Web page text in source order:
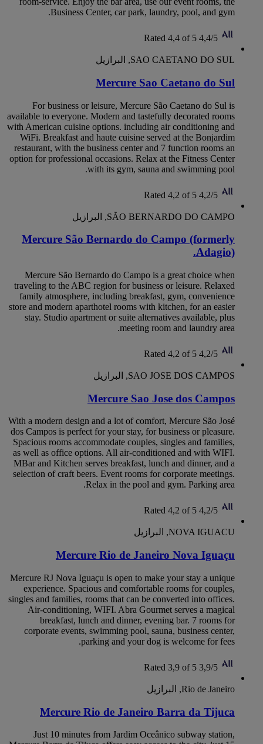
Business Center, car park, laundry, pool, and gym.
4,4/5
Rated 4,4 of 5
SAO CAETANO DO SUL, البرازيل
Mercure Sao Caetano do Sul
For business or leisure, Mercure São Caetano do Sul is
available to everyone. Modern and tastefully decorated rooms
with American cuisine options. including air conditioning and
WiFi. Breakfast and haute cuisine served at the Bonjardim
restaurant, with the business center and 7 function rooms an
option for professional occasions. Relax at the Fitness Center
with its gym, sauna and swimming pool.
4,2/5
Rated 4,2 of 5
SÃO BERNARDO DO CAMPO, البرازيل
Mercure São Bernardo do Campo (formerly
Adagio).
Mercure São Bernardo do Campo is a great choice when
traveling to the ABC region for business or leisure. Relaxed
family atmosphere, including breakfast, gym, convenience
store and modern aparthotel rooms with kitchen, for an easier
stay. Studio apartment or suite alternatives available, plus
meeting room and laundry area.
4,2/5
Rated 4,2 of 5
SAO JOSE DOS CAMPOS, البرازيل
Mercure Sao Jose dos Campos
With a modern design and a lot of comfort, Mercure São José
dos Campos is perfect for your stay, for business or pleasure.
Spacious rooms accommodate couples, singles and families,
as well as office options. All air-conditioned and with WIFI.
MBar and Kitchen serves breakfast, lunch and dinner, and a
selection of craft beers. Event rooms for corporate meetings.
Relax in the pool and gym. Parking area.
4,2/5
Rated 4,2 of 5
NOVA IGUACU, البرازيل
Mercure Rio de Janeiro Nova Iguaçu
Mercure RJ Nova Iguaçu is open to make your stay a unique
experience. Spacious and comfortable rooms for couples,
singles and families, rooms that can be converted into offices.
Air-conditioning, WIFI. Abra Gourmet serves a magical
breakfast, lunch and dinner, evening bar. 7 rooms for
corporate events, swimming pool, sauna, business center,
parking and your dog is welcome for fees.
3,9/5
Rated 3,9 of 5
Rio de Janeiro, البرازيل
Mercure Rio de Janeiro Barra da Tijuca
Just 10 minutes from Jardim Oceânico subway station,